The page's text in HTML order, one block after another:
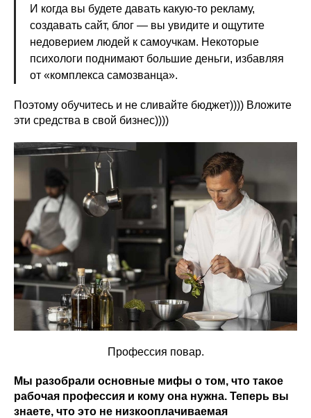
И когда вы будете давать какую-то рекламу,
создавать сайт, блог — вы увидите и ощутите
недоверием людей к самоучкам. Некоторые
психологи поднимают большие деньги, избавляя
от «комплекса самозванца».
Поэтому обучитесь и не сливайте бюджет)))) Вложите
эти средства в свой бизнес))))
Профессия повар.
Мы разобрали основные мифы о том, что такое
рабочая профессия и кому она нужна. Теперь вы
знаете, что это не низкооплачиваемая